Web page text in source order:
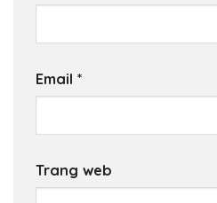
Email *
Trang web